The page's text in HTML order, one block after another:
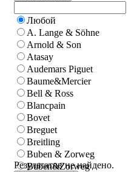
Любой
A. Lange & Söhne
Arnold & Son
Atasay
Audemars Piguet
Baume&Mercier
Bell & Ross
Blancpain
Bovet
Breguet
Breitling
Buben & Zorweg
Buben&Zorweg
Результатов не найдено.